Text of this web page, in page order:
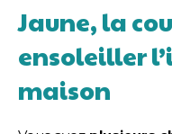
Jaune, la
ensoleiller
maison